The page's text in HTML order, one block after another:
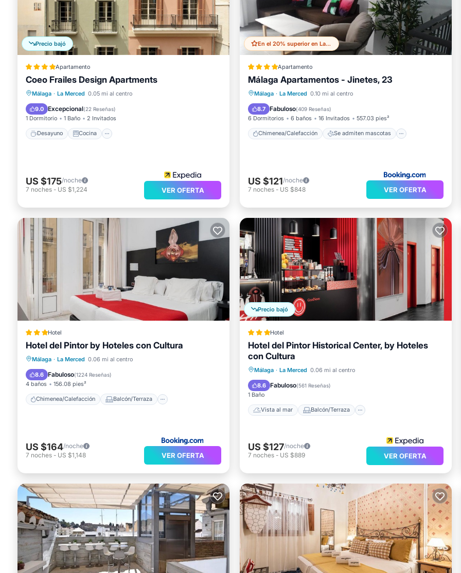
Precio bajó
Apartamento
Coeo Frailes Design Apartments
Málaga · La Merced 0.05 mi al centro
9.0 Excepcional(22 Reseñas)
1 Dormitorio 1 Baño 2 Invitados
Desayuno Cocina
Desayuno
Cocina
Aire acondicionado
US $175/noche
7 noches - US $1,224 VER OFERTA
En el 20% superior en La Merced
Apartamento
Málaga Apartamentos - Jinetes, 23
Málaga · La Merced 0.10 mi al centro
8.7 Fabuloso(409 Reseñas)
6 Dormitorios 6 baños 16 Invitados 557.03 pies²
Chimenea/Calefacción Se admiten mascotas
Chimenea/Calefacción
Se admiten mascotas
Aire acondicionado
US $121/noche
7 noches - US $848 VER OFERTA
Hotel
Hotel del Pintor by Hoteles con Cultura
Málaga · La Merced 0.06 mi al centro
8.6 Fabuloso(1224 Reseñas)
4 baños 156.08 pies²
Chimenea/Calefacción Balcón/Terraza
Chimenea/Calefacción
Desayuno
Aparcamiento
US $164/noche
7 noches - US $1,148 VER OFERTA
Precio bajó
Hotel
Hotel del Pintor Historical Center, by Hoteles
con Cultura
Málaga · La Merced 0.06 mi al centro
8.6 Fabuloso(561 Reseñas)
1 Baño
Vista al mar Balcón/Terraza
Vista al mar
Balcón/Terraza
Vistas
Desayuno
US $127/noche
7 noches - US $889 VER OFERTA